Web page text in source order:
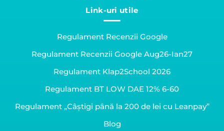
Link-uri utile
Regulament Recenzii Google
Regulament Recenzii Google Aug26-Ian27
Regulament Klap2School 2026
Regulament BT LOW DAE 12% 6-60
Regulament „Câștigi până la 200 de lei cu Leanpay”
Blog